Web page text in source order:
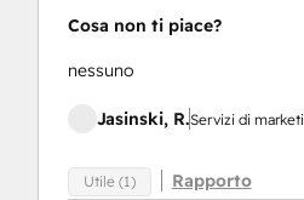
Cosa non ti piace?
nessuno
Jasinski, R.Servizi di
Utile (1) Rapporto